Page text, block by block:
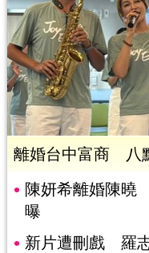
離婚台中富商 八
陳妍希離婚陳曉
曝
新片遭刪戲 羅